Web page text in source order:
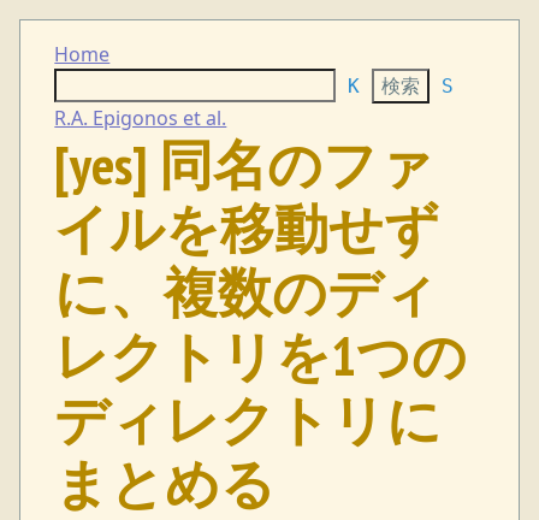
Home
K S
R.A. Epigonos et al.
[yes] 同名のファ
イルを移動せず
に、複数のディ
レクトリを1つの
ディレクトリに
まとめる